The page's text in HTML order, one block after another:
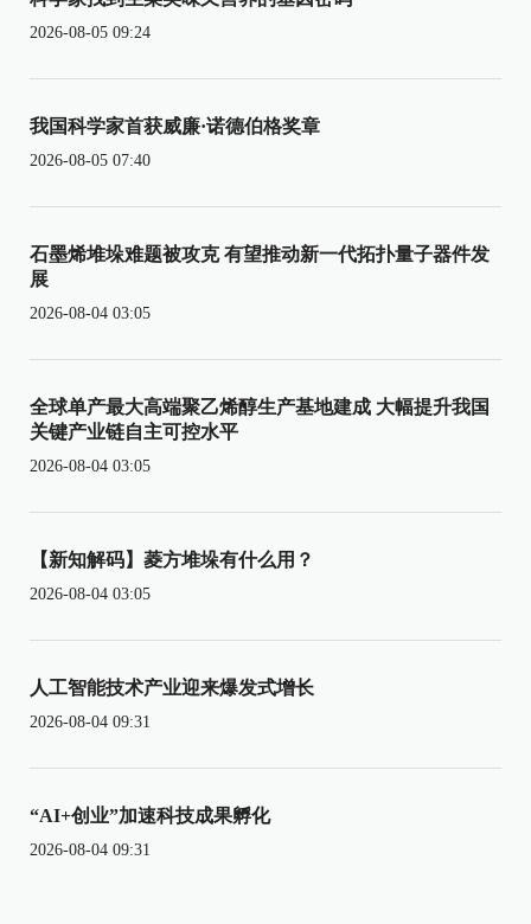
2026-08-05 09:24
我国科学家首获威廉·诺德伯格奖章
2026-08-05 07:40
石墨烯堆垛难题被攻克 有望推动新一代拓扑量子器件发
展
2026-08-04 03:05
全球单产最大高端聚乙烯醇生产基地建成 大幅提升我国
关键产业链自主可控水平
2026-08-04 03:05
【新知解码】菱方堆垛有什么用？
2026-08-04 03:05
人工智能技术产业迎来爆发式增长
2026-08-04 09:31
“AI+创业”加速科技成果孵化
2026-08-04 09:31